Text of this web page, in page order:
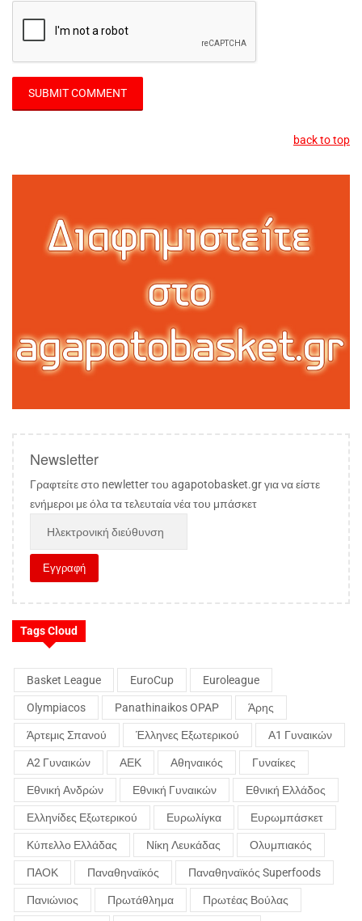
back to top
Newsletter
Γραφτείτε στο newletter του agapotobasket.gr για να είστε
ενήμεροι με όλα τα τελευταία νέα του μπάσκετ
Tags Cloud
Basket League EuroCup Euroleague
Olympiacos Panathinaikos OPAP Άρης
Άρτεμις Σπανού Έλληνες Εξωτερικού Α1 Γυναικών
Α2 Γυναικών ΑΕΚ Αθηναικός Γυναίκες
Εθνική Ανδρών Εθνική Γυναικών Εθνική Ελλάδος
Ελληνίδες Εξωτερικού Ευρωλίγκα Ευρωμπάσκετ
Κύπελλο Ελλάδας Νίκη Λευκάδας Ολυμπιακός
ΠΑΟΚ Παναθηναϊκός Παναθηναϊκός Superfoods
Πανιώνιος Πρωτάθλημα Πρωτέας Βούλας